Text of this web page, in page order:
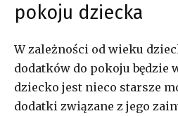
pokoju dziecka
W zależności od wieku
dodatków do pokoju będzie
dziecko jest nieco starsze
dodatki związane z jego